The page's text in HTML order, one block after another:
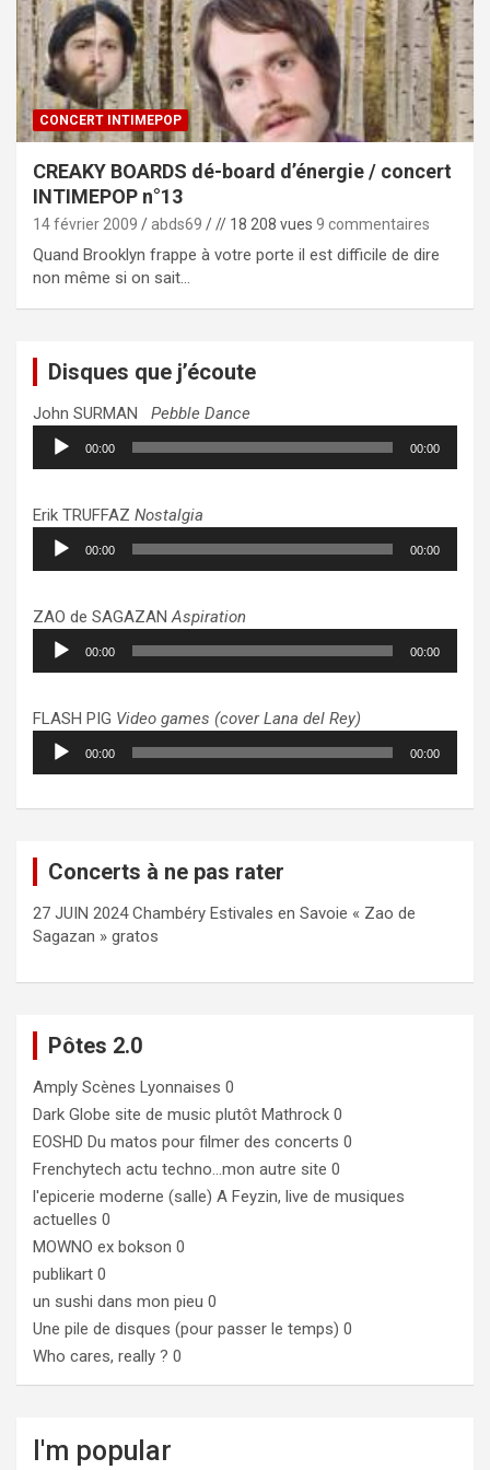
CONCERT INTIMEPOP
CREAKY BOARDS dé-board d’énergie / concert
INTIMEPOP n°13
14 février 2009 abds69 // 18 208 vues 9 commentaires
Quand Brooklyn frappe à votre porte il est difficile de dire
non même si on sait…
Disques que j’écoute
John SURMAN Pebble Dance
Lecteur
audio
00:00 00:00
Erik TRUFFAZ Nostalgia
Lecteur
audio
00:00 00:00
ZAO de SAGAZANAspiration
Lecteur
audio
00:00 00:00
FLASH PIG Video games (cover Lana del Rey)
Lecteur
audio
00:00 00:00
Concerts à ne pas rater
27 JUIN 2024 Chambéry Estivales en Savoie « Zao de
Sagazan » gratos
Pôtes 2.0
Amply Scènes Lyonnaises 0
Dark Globe site de music plutôt Mathrock 0
EOSHD Du matos pour filmer des concerts 0
Frenchytech actu techno…mon autre site 0
l'epicerie moderne (salle) A Feyzin, live de musiques
actuelles 0
MOWNO ex bokson 0
publikart 0
un sushi dans mon pieu 0
Une pile de disques (pour passer le temps) 0
Who cares, really ? 0
I'm popular